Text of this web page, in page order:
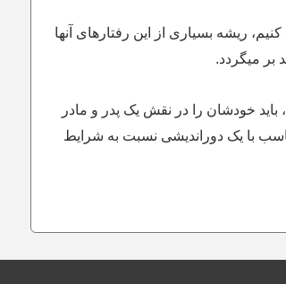
ریشه بسیاری از این رفتارهای آنها
بر میگردد.
باید خودشان را در نقش یک پدر و مادر
با یک دوراندیشی نسبت به شرایط